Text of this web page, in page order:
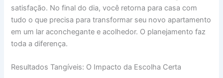
satisfação. No final do dia, você retorna para casa com
tudo o que precisa para transformar seu novo apartamento
em um lar aconchegante e acolhedor. O planejamento faz
toda a diferença.
Resultados Tangíveis: O Impacto da Escolha Certa